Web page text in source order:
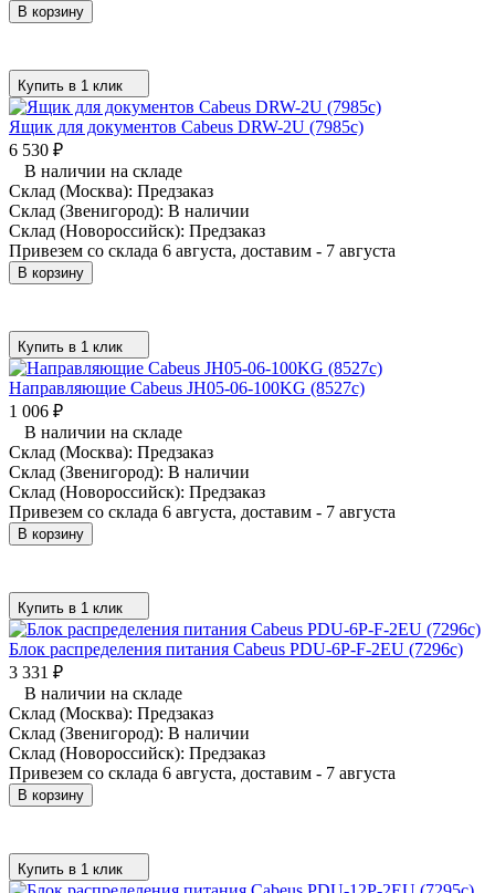
В корзину
Купить в 1 клик
Ящик для документов Cabeus DRW-2U (7985c)
6 530 ₽
В наличии на складе
Склад (Москва): Предзаказ
Склад (Звенигород): В наличии
Склад (Новороссийск): Предзаказ
Привезем со склада 6 августа, доставим - 7 августа
В корзину
Купить в 1 клик
Направляющие Cabeus JH05-06-100KG (8527c)
1 006 ₽
В наличии на складе
Склад (Москва): Предзаказ
Склад (Звенигород): В наличии
Склад (Новороссийск): Предзаказ
Привезем со склада 6 августа, доставим - 7 августа
В корзину
Купить в 1 клик
Блок распределения питания Cabeus PDU-6P-F-2EU (7296c)
3 331 ₽
В наличии на складе
Склад (Москва): Предзаказ
Склад (Звенигород): В наличии
Склад (Новороссийск): Предзаказ
Привезем со склада 6 августа, доставим - 7 августа
В корзину
Купить в 1 клик